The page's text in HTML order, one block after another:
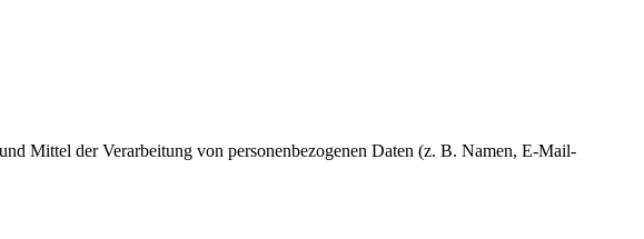
Mittel der Verarbeitung von personenbezogenen Daten (z. B. Namen, E-Mail-